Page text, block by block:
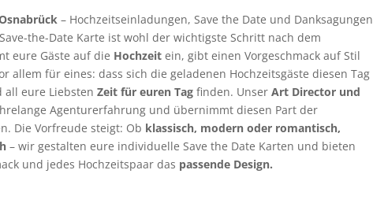
– Hochzeitseinladungen, Save the Date und Danksagungen
the-Date Karte ist wohl der wichtigste Schritt nach dem
eure Gäste auf die Hochzeitein, gibt einen Vorgeschmack auf Stil
allem für eines: dass sich die geladenen Hochzeitsgäste diesen Tag
eure Liebsten Zeit für euren Tagfinden. Unser Art Director und
Agenturerfahrung und übernimmt diesen Part der
Die Vorfreude steigt: Ob klassisch, modern oder romantisch,
– wir gestalten eure individuelle Save the Date Karten und bieten
und jedes Hochzeitspaar das passende Design.